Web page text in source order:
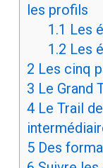
les profils
1.1 Les
1.2 Les
2 Les cinq
3 Le Grand
4Le Trail
5Des